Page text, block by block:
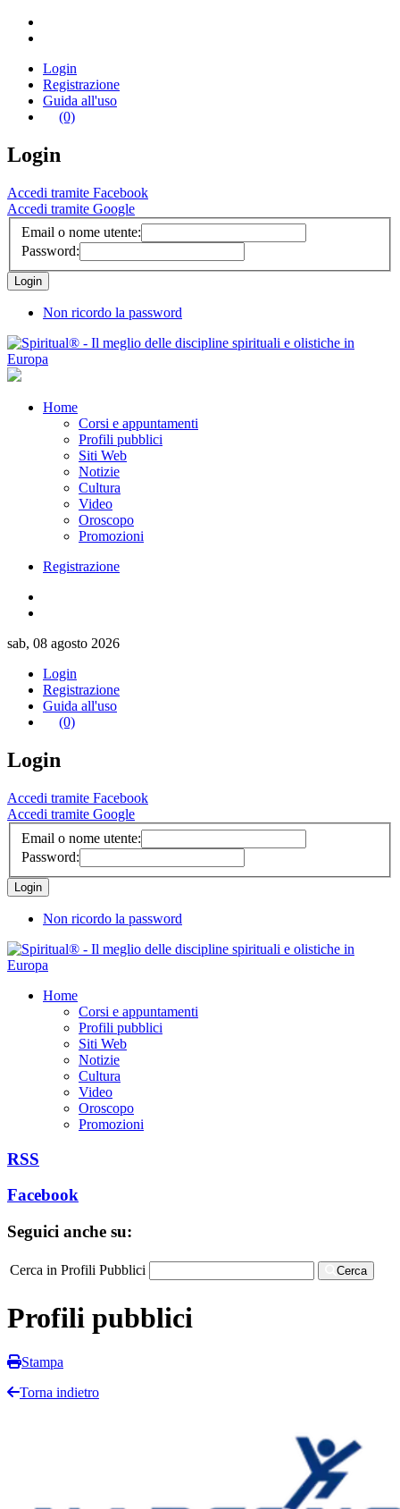
Login
Registrazione
Guida all'uso
(0)
Login
Accedi tramite Facebook
Accedi tramite Google
Email o nome utente:
Password:
Non ricordo la password
Home
Corsi e appuntamenti
Profili pubblici
Siti Web
Notizie
Cultura
Video
Oroscopo
Promozioni
Registrazione
sab, 08 agosto 2026
Login
Registrazione
Guida all'uso
(0)
Login
Accedi tramite Facebook
Accedi tramite Google
Email o nome utente:
Password:
Non ricordo la password
Home
Corsi e appuntamenti
Profili pubblici
Siti Web
Notizie
Cultura
Video
Oroscopo
Promozioni
RSS
Facebook
Seguici anche su:
Cerca in Profili Pubblici Cerca
Profili pubblici
Stampa
Torna indietro